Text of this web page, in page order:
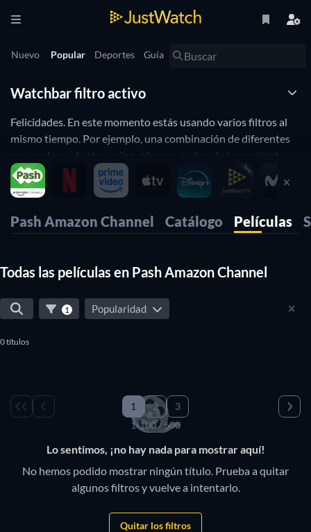
Nuevo Popular Deportes Guía
Watchbar filtro activo
Felicidades. En este momento estás usando varios filtros al
mismo tiempo. Por ejemplo, una combinación de diferentes
proveedores de streaming, géneros o años de lanzamiento.
Con un clic en el botón de reinicio verás fácilmente todos los
contenidos. Watchbar de JustWatch guarda
la vista Popular (donde te encuentra ahora mismo). También
funciona de forma individual para la nueva línea de tiempo y
De esta manera puedes personalizar JustWatch a tu gusto.
favoritos de streaming, años de lanzamiento o géneros.
Pash Amazon Channel Catálogo Películas
Todas las películas en Pash Amazon Channel
1 Popularidad
0 títulos
1 2
3
1-100 / 600
Lo sentimos, ¡no hay nada para mostrar aquí!
No hemos podido mostrar ningún título. Prueba a quitar
algunos filtros y vuelve a intentarlo.
Quitar los filtros